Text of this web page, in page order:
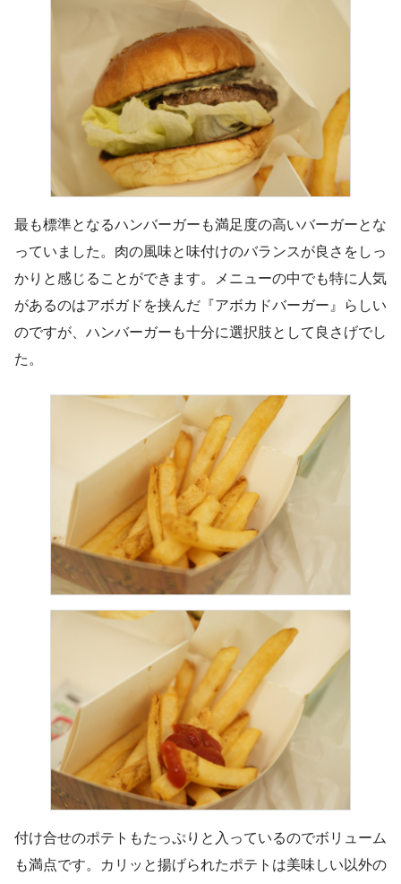
最も標準となるハンバーガーも満足度の高いバーガーとな
っていました。肉の風味と味付けのバランスが良さをしっ
かりと感じることができます。メニューの中でも特に人気
があるのはアボガドを挟んだ『アボカドバーガー』らしい
のですが、ハンバーガーも十分に選択肢として良さげでし
た。
付け合せのポテトもたっぷりと入っているのでボリューム
も満点です。カリッと揚げられたポテトは美味しい以外の